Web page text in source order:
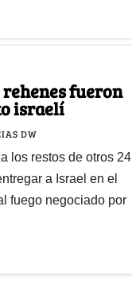
fueron
israelí
DW
los restos de otros 24
a Israel en el
fuego negociado por